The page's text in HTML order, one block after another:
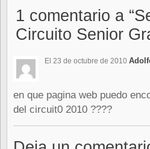
1 comentario a
Circuito Senior
El 23 de octubre de 2010
en que pagina web puedo
del circuit0 2010 ????